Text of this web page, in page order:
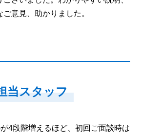
意見、助かりました。
当スタッフ
4段階増えるほど、初回ご面談時は